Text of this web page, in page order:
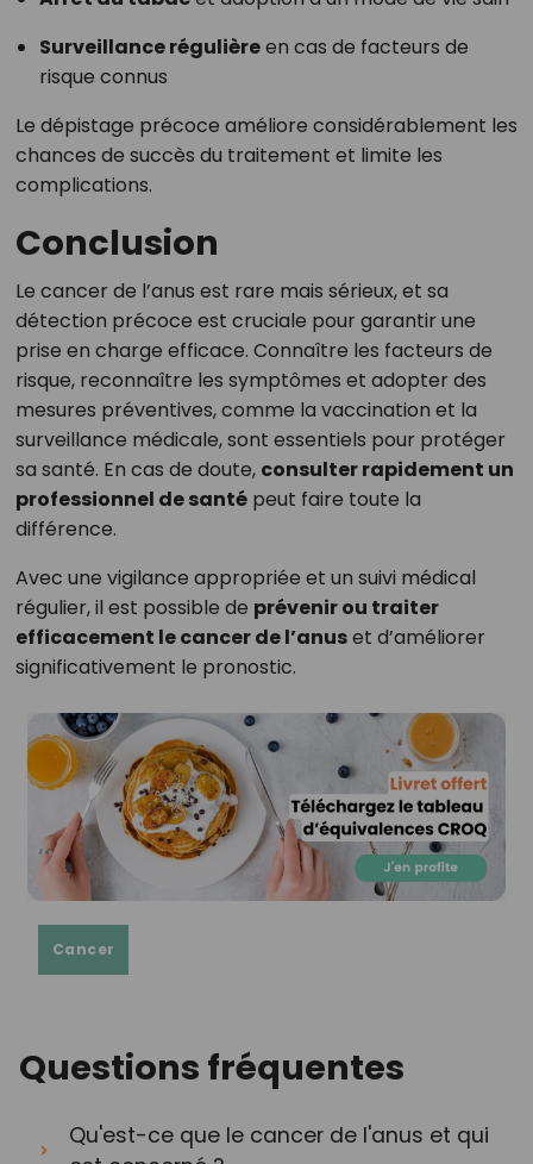
Surveillance régulièreen cas de facteurs de
risque connus
Le dépistage précoce améliore considérablement les
chances de succès du traitement et limite les
complications.
Conclusion
Le cancer de l’anus est rare mais sérieux, et sa
détection précoce est cruciale pour garantir une
prise en charge efficace. Connaître les facteurs de
risque, reconnaître les symptômes et adopter des
mesures préventives, comme la vaccination et la
surveillance médicale, sont essentiels pour protéger
sa santé. En cas de doute, consulter rapidement un
professionnel de santépeut faire toute la
différence.
Avec une vigilance appropriée et un suivi médical
régulier, il est possible de prévenir ou traiter
efficacement le cancer de l’anuset d’améliorer
significativement le pronostic.
Cancer
Questions fréquentes
Qu'est-ce que le cancer de l'anus et qui